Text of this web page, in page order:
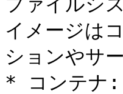
イメージは
ションやサ
* コンテナ: